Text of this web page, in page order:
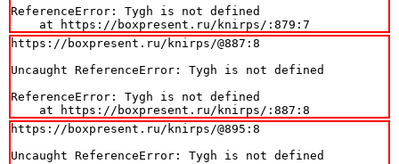
ReferenceError: Tygh is not defined
    at https://boxpresent.ru/knirps/:879:7
https://boxpresent.ru/knirps/@887:8
Uncaught ReferenceError: Tygh is not defined
ReferenceError: Tygh is not defined
    at https://boxpresent.ru/knirps/:887:8
https://boxpresent.ru/knirps/@895:8
Uncaught ReferenceError: Tygh is not defined